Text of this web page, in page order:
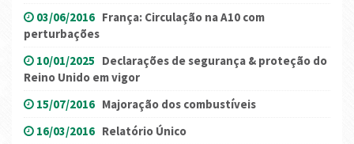
03/06/2016 França: Circulação na A10 com
perturbações
10/01/2025 Declarações de segurança & proteção do
Reino Unido em vigor
15/07/2016 Majoração dos combustíveis
16/03/2016 Relatório Único